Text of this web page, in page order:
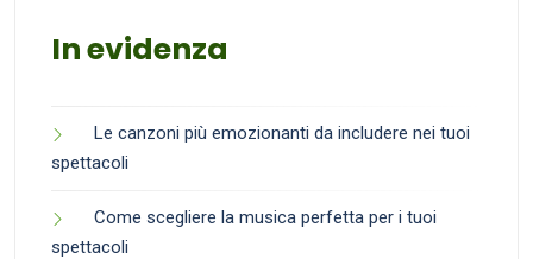
In evidenza
Le canzoni più emozionanti da includere nei tuoi
spettacoli
Come scegliere la musica perfetta per i tuoi
spettacoli